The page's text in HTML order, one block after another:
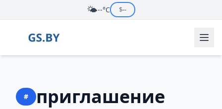
🌤️--°C $--
# приглашение